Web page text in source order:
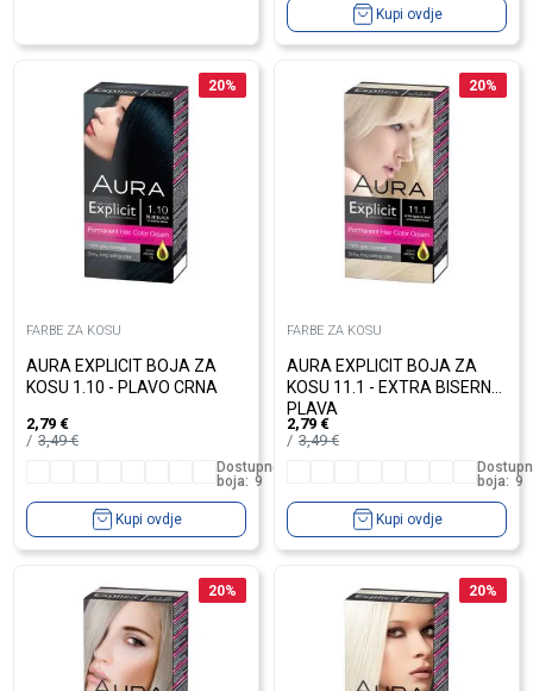
Kupi ovdje
20%
FARBE ZA KOSU
AURA EXPLICIT BOJA ZA
KOSU 1.10 - PLAVO CRNA
2,79 €
3,49€
Dostupno
boja: 9
Kupi ovdje
20%
FARBE ZA KOSU
AURA EXPLICIT BOJA ZA
KOSU 11.1 - EXTRA BISERNO
PLAVA
2,79 €
3,49€
boja: 9
Kupi ovdje
20% 20%